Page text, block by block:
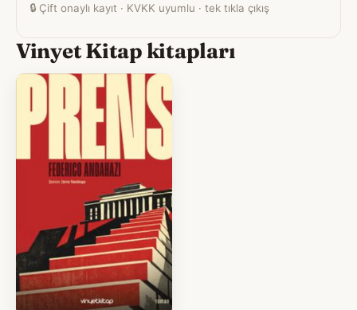
🔒 Çift onaylı kayıt · KVKK uyumlu · tek tıkla çıkış
Vinyet Kitap kitapları